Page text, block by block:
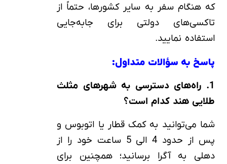
که هنگام سفر به سایر کشورها، حتماً از
تاکسی‌های دولتی برای جابه‌جایی
استفاده نمایید.
پاسخ به سؤالات متداول:
1. راه‌های دسترسی به شهرهای مثلث
طلایی هند کدام است؟
شما می‌توانید به کمک قطار یا اتوبوس و
پس از حدود 4 الی 5 ساعت خود را از
دهلی به آگرا برسانید؛ همچنین برای